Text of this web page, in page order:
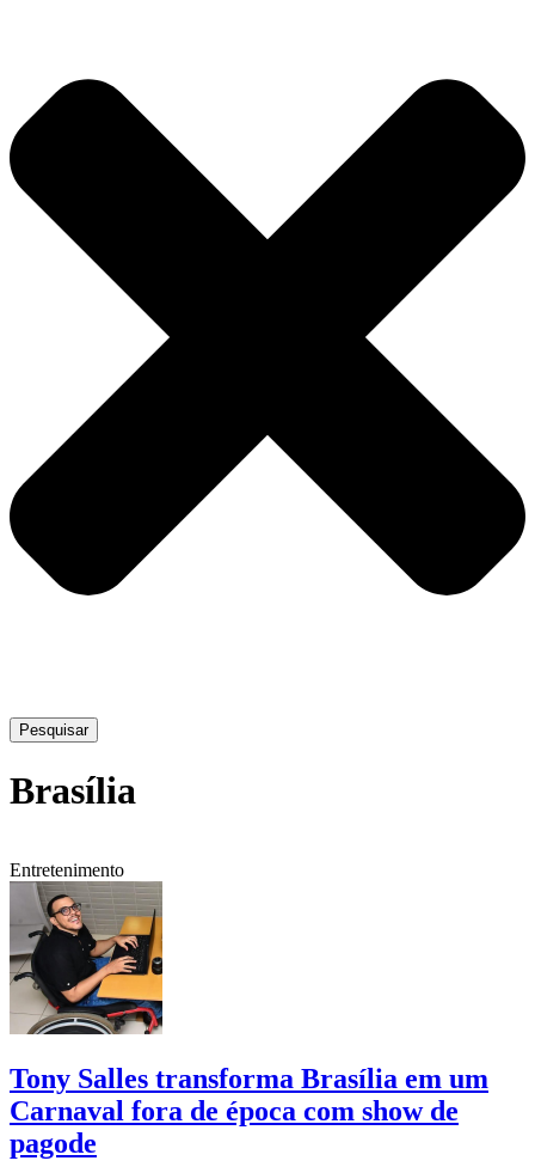
Pesquisar
Brasília
Entretenimento
Tony Salles transforma Brasília em um
Carnaval fora de época com show de
pagode